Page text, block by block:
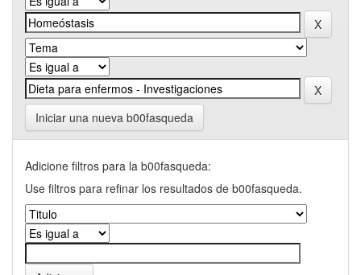
Iniciar una nueva b00fasqueda
Adicione filtros para la b00fasqueda:
Use filtros para refinar los resultados de b00fasqueda.